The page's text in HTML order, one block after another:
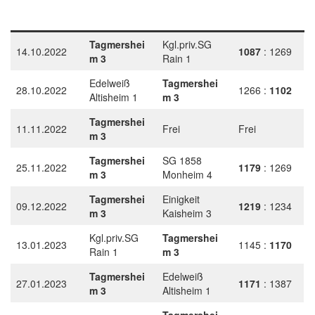
14.10.2022
Tagmershei
m 3
Kgl.priv.SG
Rain 1
1087 : 1269
28.10.2022
Edelweiß
Altisheim 1
Tagmershei
m 3
1266 : 1102
11.11.2022
Tagmershei
m 3
Frei Frei
25.11.2022
Tagmershei
m 3
SG 1858
Monheim 4
1179 : 1269
09.12.2022
Tagmershei
m 3
Einigkeit
Kaisheim 3
1219 : 1234
13.01.2023
Kgl.priv.SG
Rain 1
Tagmershei
m 3
1145 : 1170
27.01.2023
Tagmershei
m 3
Edelweiß
Altisheim 1
1171 : 1387